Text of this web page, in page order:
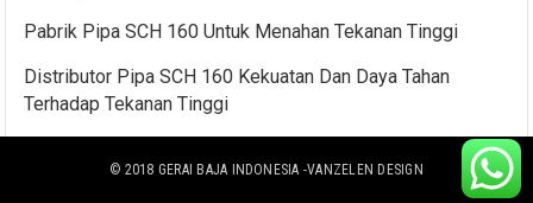
Pabrik Pipa SCH 160 Untuk Menahan Tekanan Tinggi
Distributor Pipa SCH 160 Kekuatan Dan Daya Tahan
Terhadap Tekanan Tinggi
© 2018 GERAI BAJA INDONESIA -VANZELEN DESIGN